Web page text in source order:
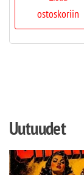
ostoskoriin
Uutuudet